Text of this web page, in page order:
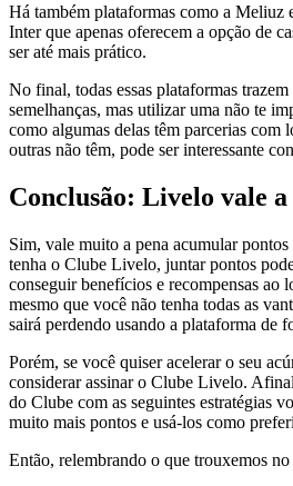
Há também plataformas como a Meliuz
Inter que apenas oferecem a opção de
ser até mais prático.
No final, todas essas plataformas trazem
semelhanças, mas utilizar uma não te
como algumas delas têm parcerias com
outras não têm, pode ser interessante
Conclusão: Livelo vale a
Sim, vale muito a pena acumular
tenha o Clube Livelo, juntar pontos
conseguir benefícios e recompensas ao
mesmo que você não tenha todas as
sairá perdendo usando a plataforma de
Porém, se você quiser acelerar o seu
considerar assinar o Clube Livelo.
do Clube com as seguintes estratégias
muito mais pontos e usá-los como
Então, relembrando o que trouxemos no